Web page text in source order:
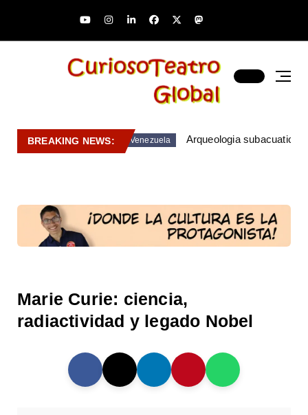
BREAKING NEWS: Venezuela Arqueologia subacuatica
Marie Curie: ciencia,
radiactividad y legado Nobel